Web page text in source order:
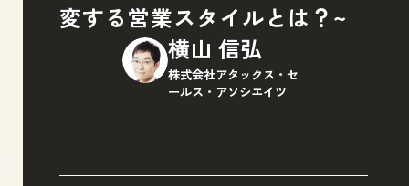
変する営業スタイルとは？~
横山 信弘
株式会社アタックス・セ
ールス・アソシエイツ